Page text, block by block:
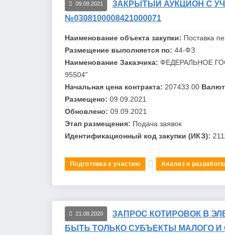
09.09.2021
ЗАКРЫТЫЙ АУКЦИОН С
№0308100008421000071
Наименование объекта закупки: Поставка
Размещение выполняется по: 44-ФЗ
Наименование Заказчика: ФЕДЕРАЛЬНОЕ
95504"
Начальная цена контракта: 207433.00
Размещено: 09.09.2021
Обновлено: 09.09.2021
Этап размещения: Подача заявок
Идентификационный код закупки (ИКЗ):
Подготовка к участию Анализ и
21.08.2020
ЗАПРОС КОТИРОВОК В
БЫТЬ ТОЛЬКО СУБЪЕКТЫ МАЛОГО И